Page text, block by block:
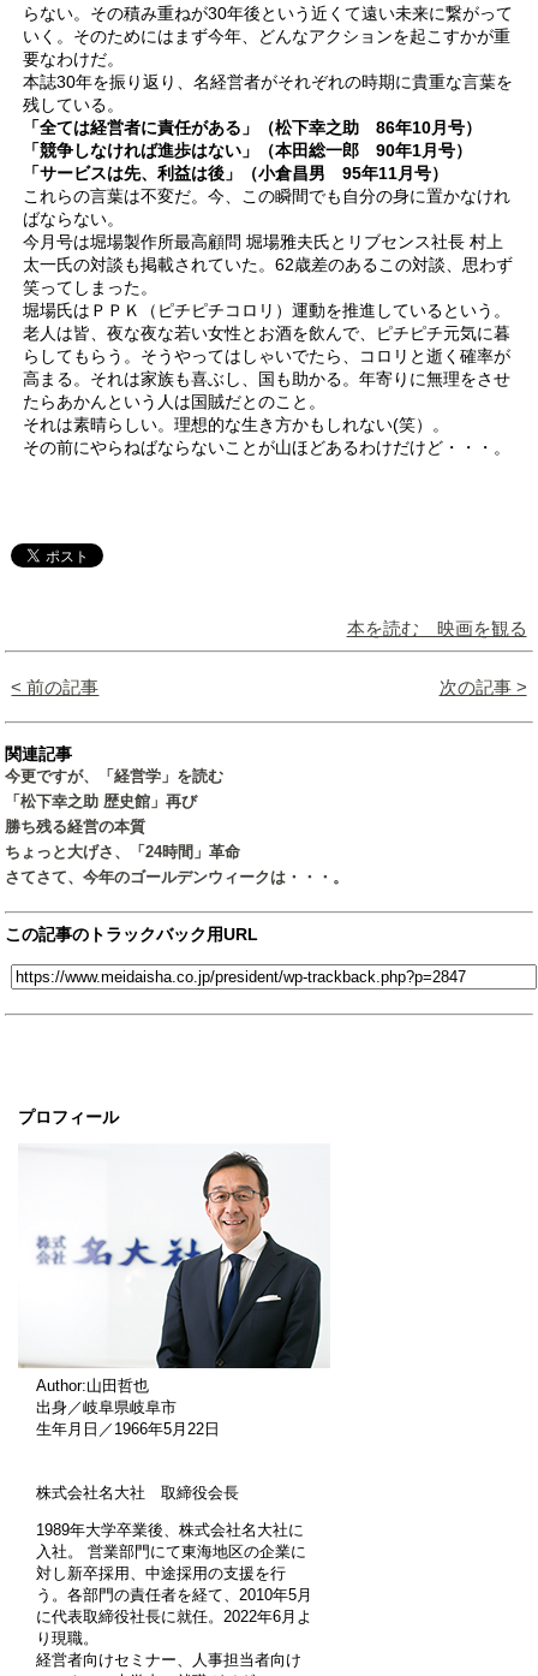
プロフィール
Author:山田哲也
出身／岐阜県岐阜市
生年月日／1966年5月22日
株式会社名大社 取締役会長
1989年大学卒業後、株式会社名大社に
入社。 営業部門にて東海地区の企業に
対し新卒採用、中途採用の支援を行
う。各部門の責任者を経て、2010年5月
に代表取締役社長に就任。2022年6月よ
り現職。
経営者向けセミナー、人事担当者向け
らない。その積み重ねが30年後という近くて遠い未来に繋がって
いく。そのためにはまず今年、どんなアクションを起こすかが重
要なわけだ。
本誌30年を振り返り、名経営者がそれぞれの時期に貴重な言葉を
残している。
「全ては経営者に責任がある」（松下幸之助 86年10月号）
「競争しなければ進歩はない」（本田総一郎 90年1月号）
「サービスは先、利益は後」（小倉昌男 95年11月号）
これらの言葉は不変だ。今、この瞬間でも自分の身に置かなけれ
ばならない。
今月号は堀場製作所最高顧問 堀場雅夫氏とリブセンス社長 村上
太一氏の対談も掲載されていた。62歳差のあるこの対談、思わず
笑ってしまった。
堀場氏はＰＰＫ（ピチピチコロリ）運動を推進しているという。
老人は皆、夜な夜な若い女性とお酒を飲んで、ピチピチ元気に暮
らしてもらう。そうやってはしゃいでたら、コロリと逝く確率が
高まる。それは家族も喜ぶし、国も助かる。年寄りに無理をさせ
たらあかんという人は国賊だとのこと。
それは素晴らしい。理想的な生き方かもしれない(笑）。
その前にやらねばならないことが山ほどあるわけだけど・・・。
本を読む 映画を観る
< 前の記事 次の記事 >
関連記事
今更ですが、「経営学」を読む
「松下幸之助 歴史館」再び
勝ち残る経営の本質
ちょっと大げさ、「24時間」革命
さてさて、今年のゴールデンウィークは・・・。
この記事のトラックバック用URL